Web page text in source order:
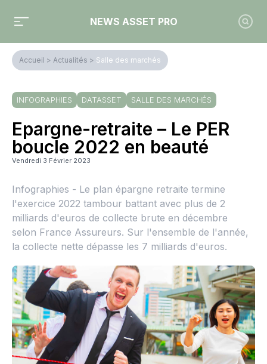
NEWS ASSET PRO
Accueil > Actualités > Salle des marchés
INFOGRAPHIES DATASSET SALLE DES MARCHÉS
Epargne-retraite – Le PER
boucle 2022 en beauté
Vendredi 3 Février 2023
Infographies - Le plan épargne retraite termine
l'exercice 2022 tambour battant avec plus de 2
milliards d'euros de collecte brute en décembre
selon France Assureurs. Sur l'ensemble de l'année,
la collecte nette dépasse les 7 milliards d'euros.